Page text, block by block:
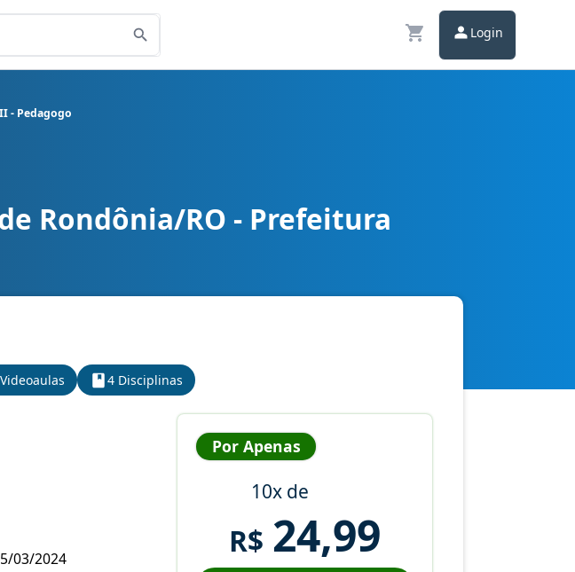
Login
- Pedagogo
II - Pedagogo
Rondônia/RO - Prefeitura
4 Disciplinas
03/2024
Por Apenas
10x de
R$ 24,99